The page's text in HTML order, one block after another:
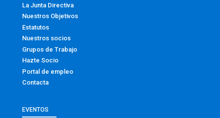
La Junta Directiva
Nuestros Objetivos
Estatutos
Nuestros socios
Grupos de Trabajo
Hazte Socio
Portal de empleo
Contacta
EVENTOS